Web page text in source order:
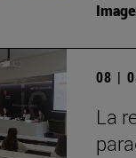
08 |
La